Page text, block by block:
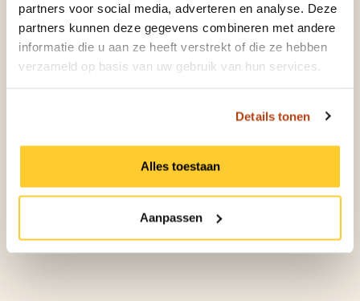
partners voor social media, adverteren en analyse. Deze
partners kunnen deze gegevens combineren met andere
informatie die u aan ze heeft verstrekt of die ze hebben
verzameld op basis van uw gebruik van hun services.
Details tonen
Alles toestaan
Aanpassen
Locatie TravelDoctor Winssen
Jan Libottéstraat 8
6645BE Winssen